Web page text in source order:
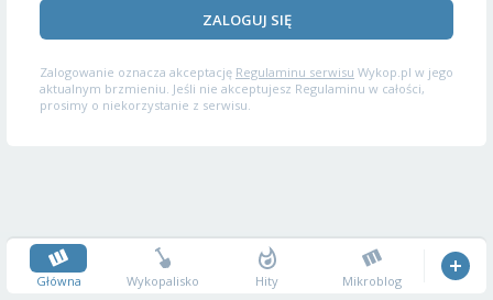
ZALOGUJ SIĘ
Zalogowanie oznacza akceptację Regulaminu serwisu Wykop.pl w jego
aktualnym brzmieniu. Jeśli nie akceptujesz Regulaminu w całości,
prosimy o niekorzystanie z serwisu.
Główna Wykopalisko Hity Mikroblog